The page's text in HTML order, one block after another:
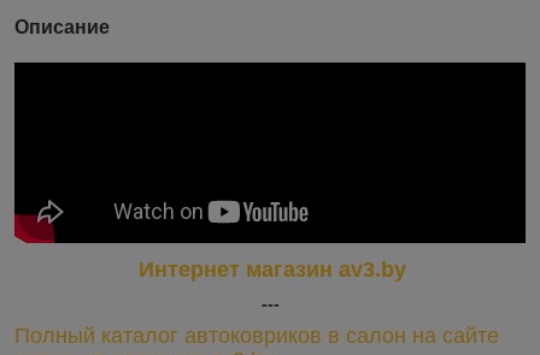
Описание
Интернет магазин av3.by
---
Полный каталог автоковриков в салон на сайте